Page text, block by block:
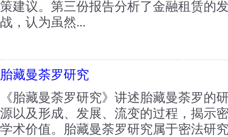
策建议。第三份报告分析了金融租赁的
战，认为虽然...
胎藏曼荼罗研究
《胎藏曼荼罗研究》讲述胎藏曼荼罗的
源以及形成、发展、流变的过程，揭示
学术价值。胎藏曼荼罗研究属于密法研